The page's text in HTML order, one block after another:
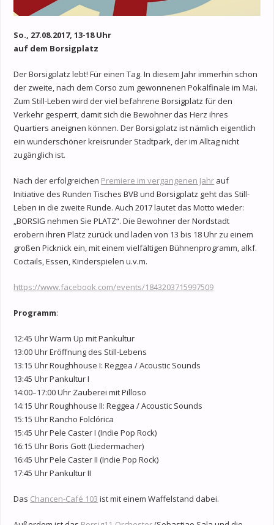
So., 27.08.2017, 13-18 Uhr
auf dem Borsigplatz
Der Borsigplatz lebt! Für einen Tag. In diesem Jahr immerhin schon
der zweite, nach dem Corso zum gewonnenen Pokalfinale im Mai.
Zum Still-Leben wird der viel befahrene Borsigplatz für den
Verkehr gesperrt, damit sich die Bewohner das Herz ihres
Quartiers aneignen können. Der Borsigplatz ist nämlich eigentlich
ein wunderschöner kreisrunder Stadtpark, der im Alltag nicht
zugänglich ist.
Nach der erfolgreichen Premiere im vergangenen Jahr auf
Initiative des Runden Tisches BVB und Borsigplatz geht das Still-
Leben in die zweite Runde. Auch 2017 lautet das Motto wieder:
„BORSIG nehmen Sie PLATZ“. Die Bewohner der Nordstadt
erobern ihren Platz zurück und laden von 13 bis 18 Uhr zu einem
großen Picknick ein, mit einem vielfältigen Bühnenprogramm, alkf.
Coctails, Essen, Kinderspielen u.v.m.
https://www.facebook.com/events/1843203715997509
Programm:
12:45 Uhr Warm Up mit Pankultur
13:00 Uhr Eröffnung des Still-Lebens
13:15 Uhr Roughhouse I: Reggea / Acoustic Sounds
13:45 Uhr Pankultur I
14:00–17:00 Uhr Zauberei mit Pilloso
14:15 Uhr Roughhouse II: Reggea / Acoustic Sounds
15:15 Uhr Rancho Folclórica
15:45 Uhr Pele Caster I (Indie Pop Rock)
16:15 Uhr Boris Gott (Liedermacher)
16:45 Uhr Pele Caster II (Indie Pop Rock)
17:45 Uhr Pankultur II
Das Chancen-Café 103 ist mit einem Waffelstand dabei.